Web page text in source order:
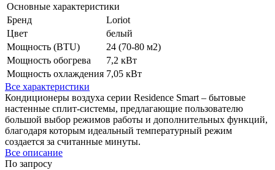
Основные характеристики
Бренд
Loriot
Цвет
белый
Мощность (BTU)
24 (70-80 м2)
Мощность обогрева
7,2 кВт
Мощность охлаждения 7,05 кВт
Все характеристики
Кондиционеры воздуха серии Residence Smart – бытовые
настенные сплит-системы, предлагающие пользователю
большой выбор режимов работы и дополнительных функций,
благодаря которым идеальный температурный режим
создается за считанные минуты.
Все описание
По запросу